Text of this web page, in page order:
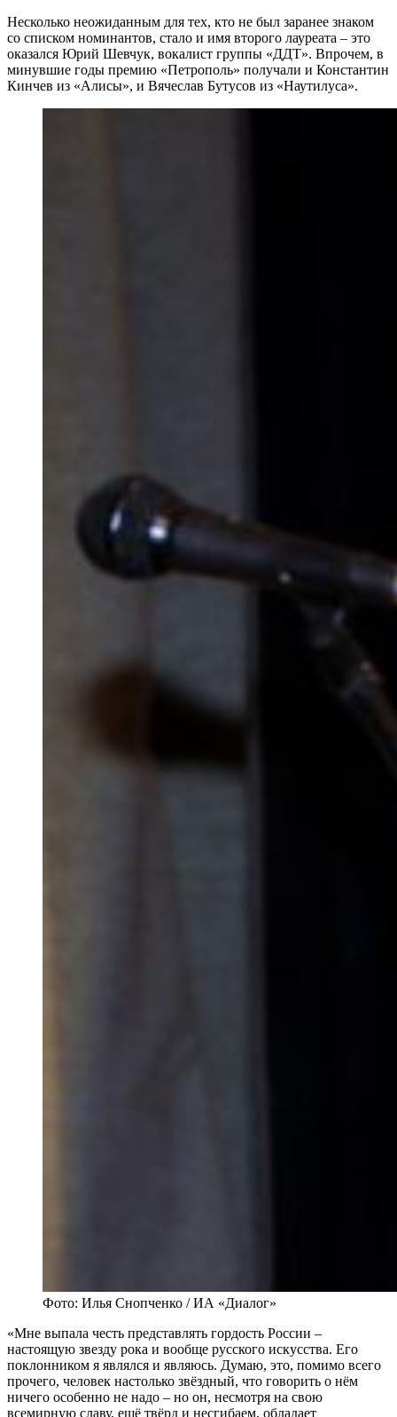
Несколько неожиданным для тех, кто не был заранее знаком
со списком номинантов, стало и имя второго лауреата – это
оказался Юрий Шевчук, вокалист группы «ДДТ». Впрочем, в
минувшие годы премию «Петрополь» получали и Константин
Кинчев из «Алисы», и Вячеслав Бутусов из «Наутилуса».
Фото: Илья Снопченко / ИА «Диалог»
«Мне выпала честь представлять гордость России –
настоящую звезду рока и вообще русского искусства. Его
поклонником я являлся и являюсь. Думаю, это, помимо всего
прочего, человек настолько звёздный, что говорить о нём
ничего особенно не надо – но он, несмотря на свою
всемирную славу, ещё твёрд и несгибаем, обладает